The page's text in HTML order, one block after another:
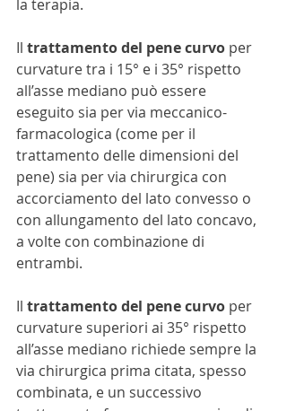
la terapia.
Il trattamento del pene curvo per
curvature tra i 15° e i 35° rispetto
all’asse mediano può essere
eseguito sia per via meccanico-
farmacologica (come per il
trattamento delle dimensioni del
pene) sia per via chirurgica con
accorciamento del lato convesso o
con allungamento del lato concavo,
a volte con combinazione di
entrambi.
Il trattamento del pene curvo per
curvature superiori ai 35° rispetto
all’asse mediano richiede sempre la
via chirurgica prima citata, spesso
combinata, e un successivo